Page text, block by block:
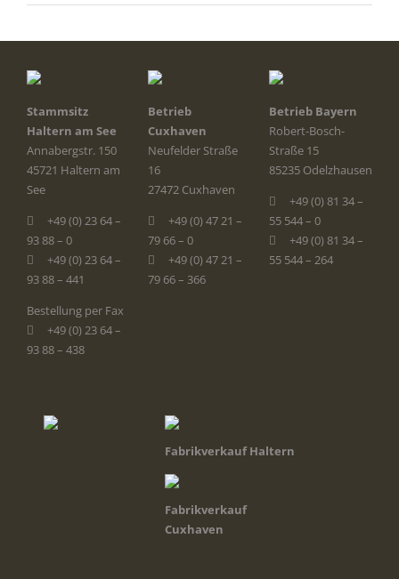
Stammsitz
Haltern am See
Annabergstr. 150
45721 Haltern am
See
+49 (0) 23 64 –
93 88 – 0
+49 (0) 23 64 –
93 88 – 441
Bestellung per Fax
+49 (0) 23 64 –
93 88 – 438
Betrieb
Cuxhaven
Neufelder Straße
16
27472 Cuxhaven
+49 (0) 47 21 –
79 66 – 0
+49 (0) 47 21 –
79 66 – 366
Betrieb Bayern
Robert-Bosch-
Straße 15
85235 Odelzhausen
+49 (0) 81 34 –
55 544 – 0
+49 (0) 81 34 –
55 544 – 264
Fabrikverkauf Haltern
Fabrikverkauf
Cuxhaven